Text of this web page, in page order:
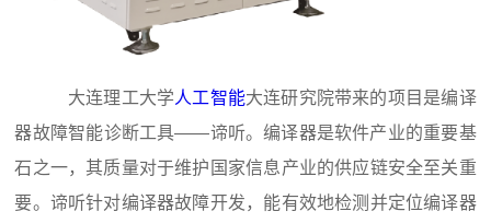
大连理工大学人工智能大连研究院带来的项目是编译
器故障智能诊断工具——谛听。编译器是软件产业的重要基
石之一，其质量对于维护国家信息产业的供应链安全至关重
要。谛听针对编译器故障开发，能有效地检测并定位编译器